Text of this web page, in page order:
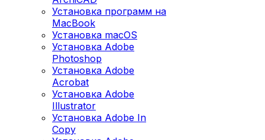
Установка программ на
MacBook
Установка macOS
Установка Adobe
Photoshop
Установка Adobe
Acrobat
Установка Adobe
Illustrator
Установка Adobe In
Copy